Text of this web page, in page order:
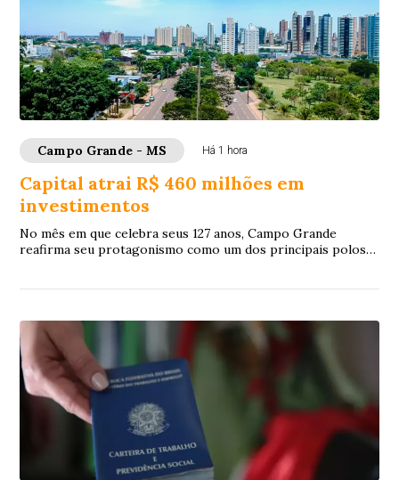
Campo Grande - MS Há 1 hora
Capital atrai R$ 460 milhões em
investimentos
No mês em que celebra seus 127 anos, Campo Grande
reafirma seu protagonismo como um dos principais polos